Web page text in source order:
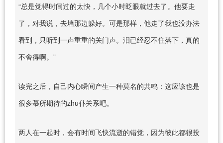
“总是觉得时间过的太快，几个小时眨眼就过去了。他要走
了，对我说，去墙那边躲好。可是那样，他走了我也没办法
看到，只听到一声重重的关门声。泪已经忍不住落下，真的
不舍得啊。”
读完之后，自己内心瞬间产生一种莫名的共鸣：这应该也是
很多慕所期待的zhu仆关系吧。
两人在一起时，会有时间飞快流逝的错觉，因为彼此都很投